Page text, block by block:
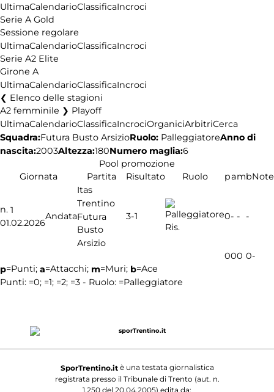
UltimaCalendarioClassificaIncroci
Serie A Gold
Sessione regolare
UltimaCalendarioClassificaIncroci
Serie A2 Elite
Girone A
UltimaCalendarioClassificaIncroci
Elenco delle stagioni
A2 femminile ❯ Playoff
UltimaCalendarioClassificaIncrociOrganiciArbitriCerca
Squadra:Futura Busto ArsizioRuolo: PalleggiatoreAnno di
nascita:2003Altezza:180Numero maglia:6
Pool promozione
Giornata
Partita Risultato Ruolo pambNote
n. 1
01.02.2026
Andata
Itas
Trentino
Futura
Busto
Arsizio
3-1
Ris.
0- - -
000 0-
p=Punti; a=Attacchi; m=Muri; b=Ace
Punti: =0; =1; =2; =3 - Ruolo: =Palleggiatore
SporTrentino.itè una testata giornalistica
registrata presso il Tribunale di Trento (aut. n.
1.250 del 20.04.2005) edita da: